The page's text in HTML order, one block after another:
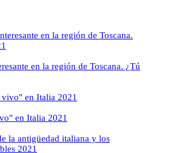
en la región de Toscana. ¿Tú
en Italia 2021